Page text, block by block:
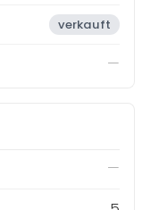
verkauft